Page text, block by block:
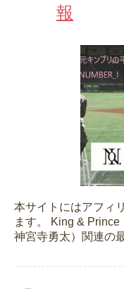
報
本サイトにはアフィ
ます。 King & Prince
神宮寺勇太）関連の